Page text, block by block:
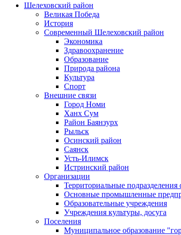
Шелеховский район
Великая Победа
История
Современный Шелеховский район
Экономика
Здравоохранение
Образование
Природа района
Культура
Спорт
Внешние связи
Город Номи
Ханх Сум
Район Баянзурх
Рыльск
Осинский район
Саянск
Усть-Илимск
Истринский район
Организации
Территориальные
Основные промышленные
Образовательные учреждения
Учреждения культуры, досуга
Поселения
Муниципальное образование